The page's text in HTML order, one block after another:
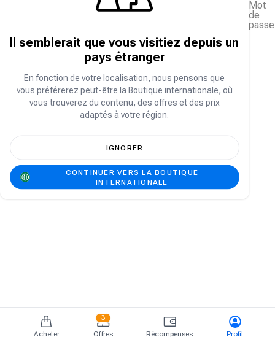
Acheter
3
Offres
Récompenses Profil
Mot
de
passe
Se connecter
Il semblerait que vous visitiez depuis un
pays étranger
En fonction de votre localisation, nous pensons que
vous préférerez peut-être la Boutique internationale, où
vous trouverez du contenu, des offres et des prix
adaptés à votre région.
IGNORER
CONTINUER VERS LA BOUTIQUE
INTERNATIONALE